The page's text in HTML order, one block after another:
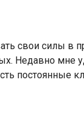
свои силы
Недавно
постоянные